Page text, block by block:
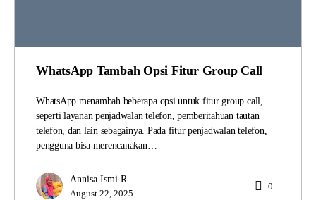
WhatsApp Tambah Opsi Fitur Group Call
WhatsApp menambah beberapa opsi untuk fitur group call,
seperti layanan penjadwalan telefon, pemberitahuan tautan
telefon, dan lain sebagainya. Pada fitur penjadwalan telefon,
pengguna bisa merencanakan…
Annisa Ismi R
August 22, 2025
0